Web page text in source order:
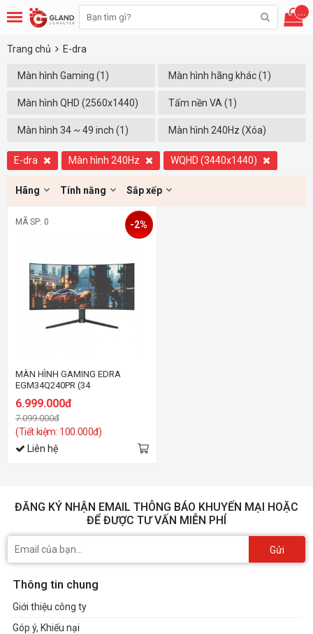
...
Trang chủ E-dra
Màn hình Gaming (1) Màn hình hãng khác (1)
Màn hình QHD (2560x1440)
(1)
Tấm nền VA (1)
Màn hình 34 ~ 49 inch (1) Màn hình 240Hz (Xóa)
E-dra Màn hình 240Hz WQHD (3440x1440)
Hãng Tính năng Sắp xếp
MÃ SP: 0
MÀN HÌNH GAMING EDRA
EGM34Q240PR (34
6.999.000đ
7.099.000đ
(Tiết kiệm: 100.000đ)
-2%
Liên hệ
ĐĂNG KÝ NHẬN EMAIL THÔNG BÁO KHUYẾN MẠI HOẶC
ĐỂ ĐƯỢC TƯ VẤN MIỄN PHÍ
Gửi
Thông tin chung
Giới thiệu công ty
Góp ý, Khiếu nại